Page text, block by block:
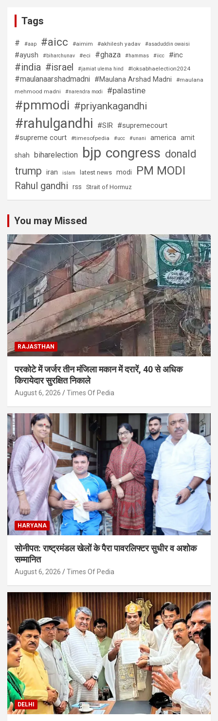
Tags
# #aap #aicc #aimim #akhilesh yadav #asaduddin owaisi
#ayush #biharchunav #eci #ghaza #hammas #iicc #inc
#india #israel #jamiat ulema hind #loksabhaelection2024
#maulanaarshadmadni #Maulana Arshad Madni
#maulana
mehmood madni
#narendra modi #palastine
#pmmodi #priyankagandhi
#rahulgandhi #SIR #supremecourt
#supreme court
#timesofpedia #ucc #unani america amit
shah biharelection bjp congress donald
trump iran islam latest news modi PM MODI
Rahul gandhi rss Strait of Hormuz
You may Missed
RAJASTHAN
परकोटे में जर्जर तीन मंजिला मकान में दरारें, 40 से अधिक
किरायेदार सुरक्षित निकाले
August 6, 2026 Times Of Pedia
HARYANA
सोनीपत: राष्ट्रमंडल खेलों के पैरा पावरलिफ्टर सुधीर व अशोक
सम्मानित
August 6, 2026 Times Of Pedia
DELHI